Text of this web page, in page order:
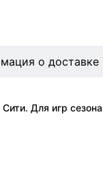
Для игр
о доставке